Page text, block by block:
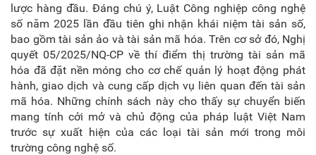
lược hàng đầu. Đáng chú ý, Luật Công nghiệp công nghệ
số năm 2025 lần đầu tiên ghi nhận khái niệm tài sản số,
bao gồm tài sản ảo và tài sản mã hóa. Trên cơ sở đó, Nghị
quyết 05/2025/NQ-CP về thí điểm thị trường tài sản mã
hóa đã đặt nền móng cho cơ chế quản lý hoạt động phát
hành, giao dịch và cung cấp dịch vụ liên quan đến tài sản
mã hóa. Những chính sách này cho thấy sự chuyển biến
mang tính cởi mở và chủ động của pháp luật Việt Nam
trước sự xuất hiện của các loại tài sản mới trong môi
trường công nghệ số.